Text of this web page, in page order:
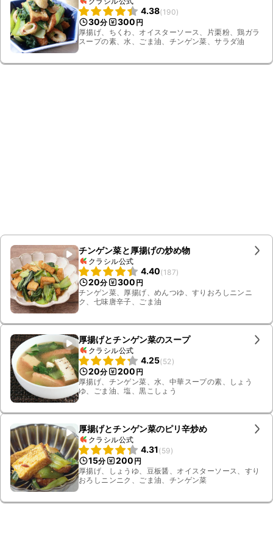
4.38(190)
30分 300 円
厚揚げ、ちくわ、オイスターソース、片栗粉、鶏ガラ
スープの素、水、ごま油、チンゲン菜、サラダ油
チンゲン菜と厚揚げの炒め物
クラシル公式
4.40(187)
20分 300 円
チンゲン菜、厚揚げ、めんつゆ、すりおろしニンニ
ク、七味唐辛子、ごま油
厚揚げとチンゲン菜のスープ
クラシル公式
4.25(52 )
20分 200 円
厚揚げ、チンゲン菜、水、中華スープの素、しょう
ゆ、ごま油、塩、黒こしょう
厚揚げとチンゲン菜のピリ辛炒め
クラシル公式
4.31(59)
15分 200 円
厚揚げ、しょうゆ、豆板醤、オイスターソース、すり
おろしニンニク、ごま油、チンゲン菜